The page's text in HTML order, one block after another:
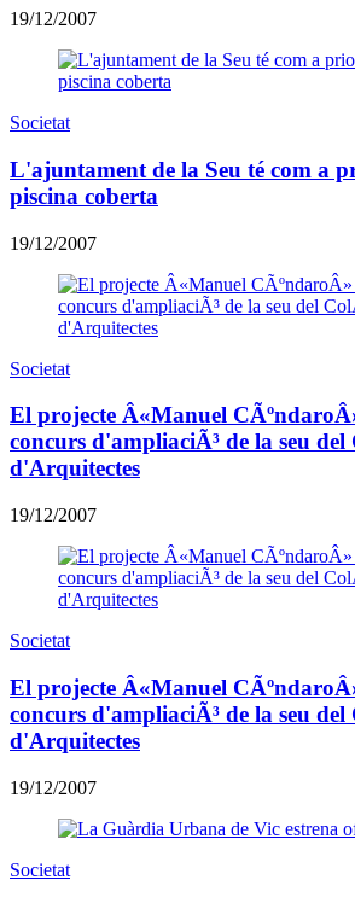
19/12/2007
Societat
L'ajuntament de la Seu té com a
piscina coberta
19/12/2007
Societat
El projecte Â«Manuel
concurs d'ampliaciÃ³ de la seu del
d'Arquitectes
19/12/2007
Societat
El projecte Â«Manuel
concurs d'ampliaciÃ³ de la seu del
d'Arquitectes
19/12/2007
Societat